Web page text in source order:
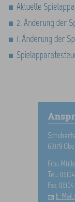
Aktuelle
2. Änderung der
1. Änderung der
63179
Frau
Tel.:
Fax:
E-Mail